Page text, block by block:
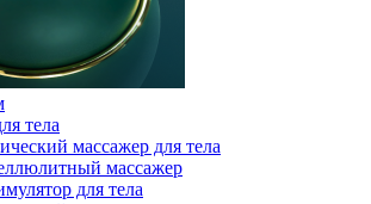
тела
массажер для тела
массажер
для тела